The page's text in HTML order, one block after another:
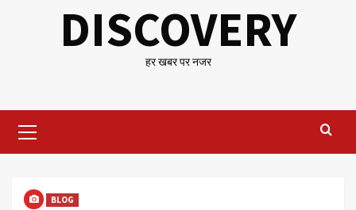
DISCOVERY
हर खबर पर नजर
Menu
BLOG